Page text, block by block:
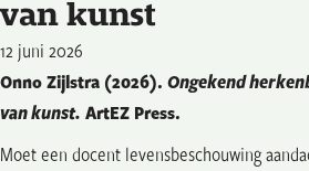
van kunst
12 juni 2026
Onno Zijlstra (2026). Ongekend
van kunst. ArtEZ Press.
Moet een docent levensbeschouwing